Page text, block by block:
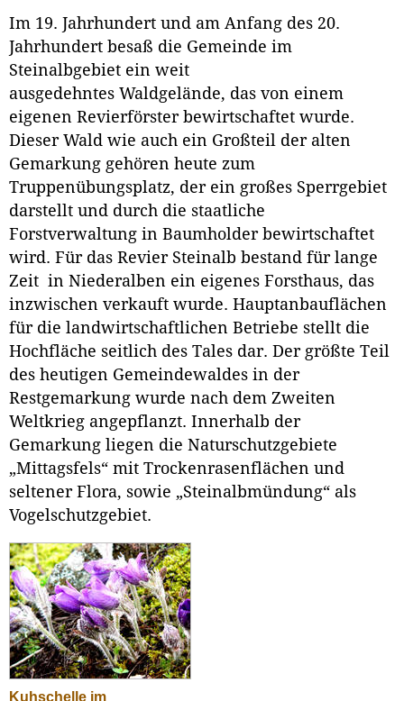
Im 19. Jahrhundert und am Anfang des 20.
Jahrhundert besaß die Gemeinde im
Steinalbgebiet ein weit
ausgedehntes Waldgelände, das von einem
eigenen Revierförster bewirtschaftet wurde.
Dieser Wald wie auch ein Großteil der alten
Gemarkung gehören heute zum
Truppenübungsplatz, der ein großes Sperrgebiet
darstellt und durch die staatliche
Forstverwaltung in Baumholder bewirtschaftet
wird. Für das Revier Steinalb bestand für lange
Zeit in Niederalben ein eigenes Forsthaus, das
inzwischen verkauft wurde. Hauptanbauflächen
für die landwirtschaftlichen Betriebe stellt die
Hochfläche seitlich des Tales dar. Der größte Teil
des heutigen Gemeindewaldes in der
Restgemarkung wurde nach dem Zweiten
Weltkrieg angepflanzt. Innerhalb der
Gemarkung liegen die Naturschutzgebiete
„Mittagsfels“ mit Trockenrasenflächen und
seltener Flora, sowie „Steinalbmündung“ als
Vogelschutzgebiet.
Kuhschelle im